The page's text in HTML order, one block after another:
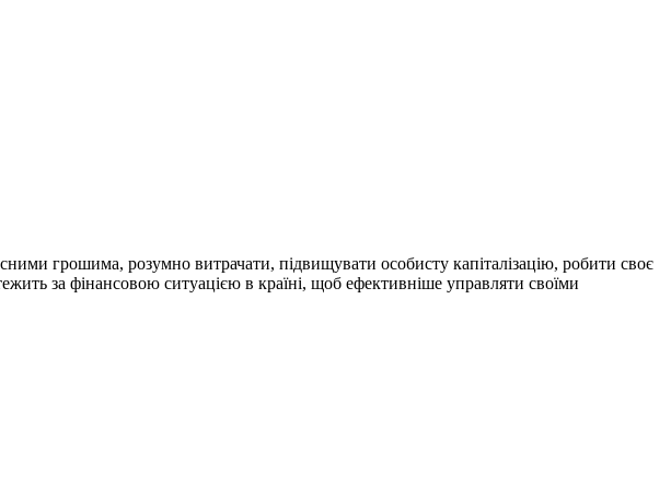
грошима, розумно витрачати, підвищувати особисту капіталізацію, робити своє
за фінансовою ситуацією в країні, щоб ефективніше управляти своїми